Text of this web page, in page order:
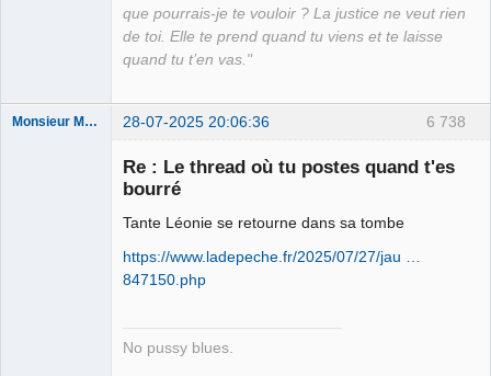
que pourrais-je te vouloir ? La justice ne veut rien
de toi. Elle te prend quand tu viens et te laisse
quand tu t’en vas."
6 738
Monsieur Maurice 28-07-2025 20:06:36
Re : Le thread où tu postes quand t'es
bourré
Tante Léonie se retourne dans sa tombe
https://www.ladepeche.fr/2025/07/27/jau …
847150.php
No pussy blues.